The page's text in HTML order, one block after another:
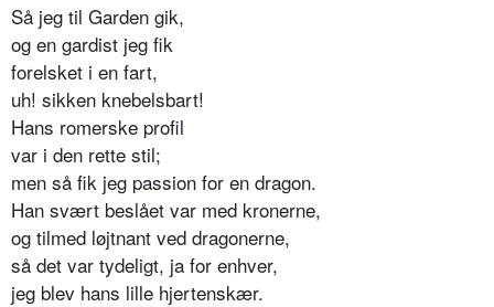
Så jeg til Garden gik,
og en gardist jeg fik
forelsket i en fart,
uh! sikken knebelsbart!
Hans romerske profil
var i den rette stil;
men så fik jeg passion for en dragon.
Han svært beslået var med kronerne,
og tilmed løjtnant ved dragonerne,
så det var tydeligt, ja for enhver,
jeg blev hans lille hjertenskær.